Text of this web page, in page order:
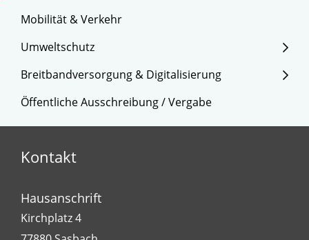
Mobilität & Verkehr
Umweltschutz
Breitbandversorgung & Digitalisierung
Öffentliche Ausschreibung / Vergabe
Kontakt
Hausanschrift
Kirchplatz 4